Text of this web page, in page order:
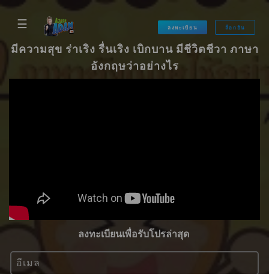
☰ ลงทะเบียน ล็อกอิน
มีความสุข ร่าเริง รื่นเริง เบิกบาน มีชีวิตชีวา ภาษา
อังกฤษว่าอย่างไร